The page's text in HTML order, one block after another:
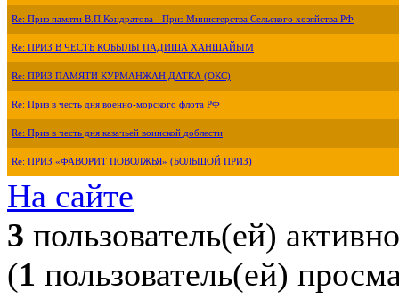
Re: Приз памяти В.П.Кондратова - Приз Министерства Сельского хозяйства РФ
Re: ПРИЗ В ЧЕСТЬ КОБЫЛЫ ПАДИША ХАНШАЙЫМ
Re: ПРИЗ ПАМЯТИ КУРМАНЖАН ДАТКА (ОКС)
Re: Приз в честь дня военно-морского флота РФ
Re: Приз в честь дня казачьей воинской доблести
Re: ПРИЗ «ФАВОРИТ ПОВОЛЖЬЯ» (БОЛЬШОЙ ПРИЗ)
На сайте
3 пользователь(ей) активно
(1 пользователь(ей)